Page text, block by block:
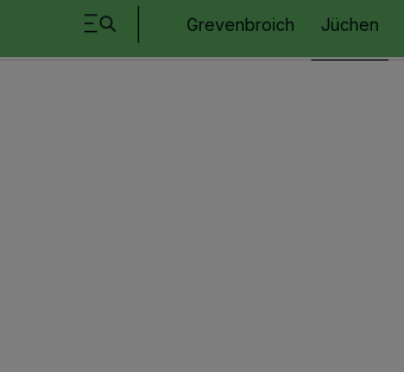
Grevenbroich Jüchen